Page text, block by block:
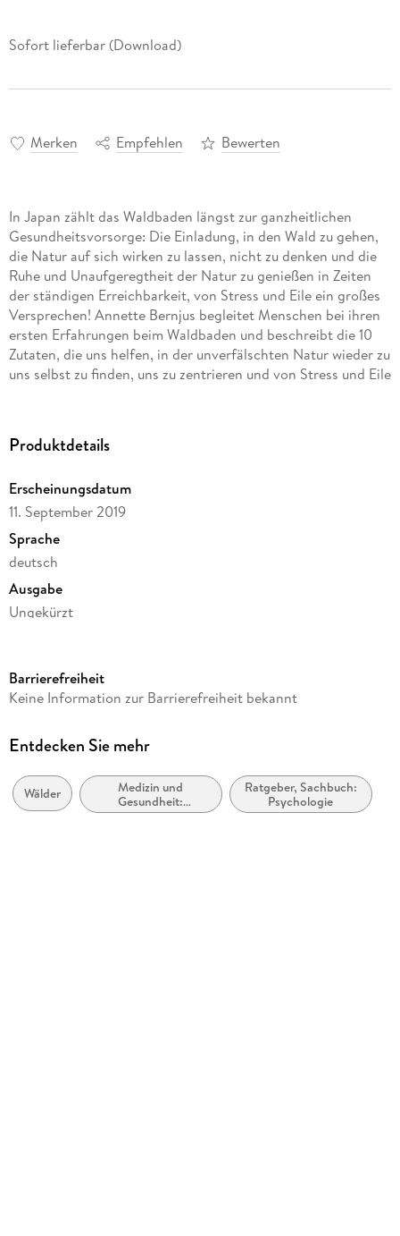
Sofort lieferbar (Download)
Merken Empfehlen Bewerten
In Japan zählt das Waldbaden längst zur ganzheitlichen
Gesundheitsvorsorge: Die Einladung, in den Wald zu gehen,
die Natur auf sich wirken zu lassen, nicht zu denken und die
Ruhe und Unaufgeregtheit der Natur zu genießen in Zeiten
der ständigen Erreichbarkeit, von Stress und Eile ein großes
Versprechen! Annette Bernjus begleitet Menschen bei ihren
ersten Erfahrungen beim Waldbaden und beschreibt die 10
Zutaten, die uns helfen, in der unverfälschten Natur wieder zu
uns selbst zu finden, uns zu zentrieren und von Stress und Eile
Augenentspannung Solozeit. Die sanfte Therapie für Körper
und Geist!
Produktdetails
Erscheinungsdatum
11. September 2019
Sprache
deutsch
Ausgabe
Ungekürzt
Laufzeit
Autor/Autorin
Sprecher/Sprecherin
Daniela Kiefer
Barrierefreiheit
Keine Information zur Barrierefreiheit bekannt
Entdecken Sie mehr
Wälder
Medizin und
Gesundheit:
Ratgeber, Sachbuch
Ratgeber, Sachbuch:
Psychologie